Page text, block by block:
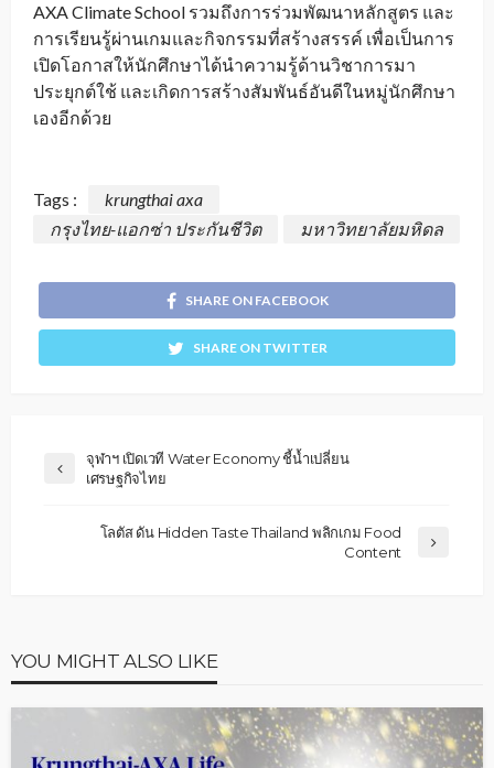
AXA Climate School รวมถึงการร่วมพัฒนาหลักสูตร และ
การเรียนรู้ผ่านเกมและกิจกรรมที่สร้างสรรค์ เพื่อเป็นการ
เปิดโอกาสให้นักศึกษาได้นำความรู้ด้านวิชาการมา
ประยุกต์ใช้ และเกิดการสร้างสัมพันธ์อันดีในหมู่นักศึกษา
เองอีกด้วย
Tags :
krungthai axa
กรุงไทย-แอกซ่า ประกันชีวิต
มหาวิทยาลัยมหิดล
SHARE ON FACEBOOK
SHARE ON TWITTER
จุฬาฯ เปิดเวที Water Economy ชี้น้ำเปลี่ยน
เศรษฐกิจไทย
โลตัส ดัน Hidden Taste Thailand พลิกเกม Food
Content
YOU MIGHT ALSO LIKE